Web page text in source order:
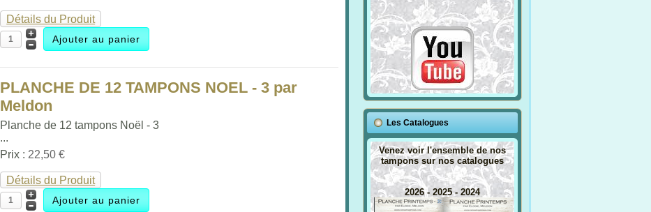
Détails du Produit
PLANCHE DE 12 TAMPONS NOEL - 3 par
Meldon
Planche de 12 tampons Noël - 3
...
Prix : 22,50 €
Détails du Produit
Les Catalogues
Venez voir l'ensemble de nos
tampons sur nos catalogues
2026 - 2025 - 2024